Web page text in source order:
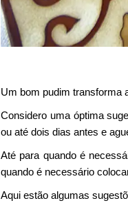
Um bom pudim transforma
Considero uma óptima
ou até dois dias antes e
Até para quando é
quando é necessário
Aqui estão algumas